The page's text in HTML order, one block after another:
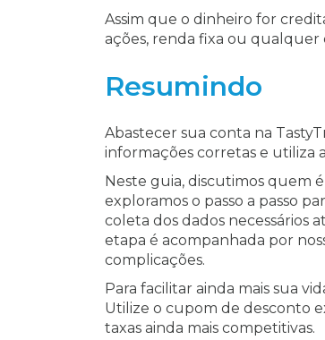
Assim que o dinheiro for
ações, renda fixa ou
Resumindo
Abastecer sua conta na
informações corretas e utiliza
Neste guia, discutimos quem
exploramos o passo a passo
coleta dos dados necessários
etapa é acompanhada por
complicações.
Para facilitar ainda mais sua
Utilize o cupom de desconto
taxas ainda mais competitivas.